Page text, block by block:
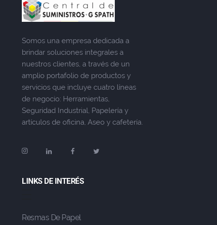
Somos una empresa dedicada a
brindar soluciones integrales a
nuestros clientes, a través de un
amplio portafolio de productos y
servicios que incluye cuatro líneas
de negocio: Herramientas,
Seguridad Industrial, Papelería y
artículos de oficina, Aseo y cafetería.
LINKS DE INTERÉS
Resmas De Papel